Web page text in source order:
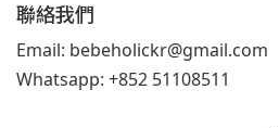
聯絡我們
Email: bebeholickr@gmail.com
Whatsapp: +852 51108511